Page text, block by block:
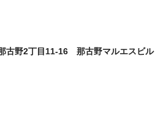
古野2丁目11-16 那古野マルエスビル